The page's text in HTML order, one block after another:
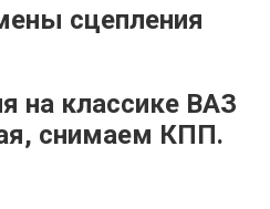
сцепления
на классике ВАЗ
снимаем КПП.